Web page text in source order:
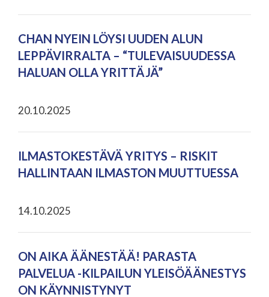
CHAN NYEIN LÖYSI UUDEN ALUN
LEPPÄVIRRALTA – “TULEVAISUUDESSA
HALUAN OLLA YRITTÄJÄ”
20.10.2025
ILMASTOKESTÄVÄ YRITYS – RISKIT
HALLINTAAN ILMASTON MUUTTUESSA
14.10.2025
ON AIKA ÄÄNESTÄÄ! PARASTA
PALVELUA -KILPAILUN YLEISÖÄÄNESTYS
ON KÄYNNISTYNYT